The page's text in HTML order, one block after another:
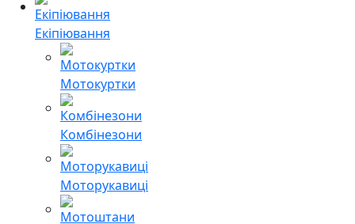
Екіпіювання
Мотокуртки
Комбінезони
Моторукавиці